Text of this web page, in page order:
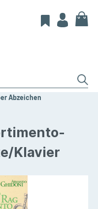
Abzeichen
Klavier